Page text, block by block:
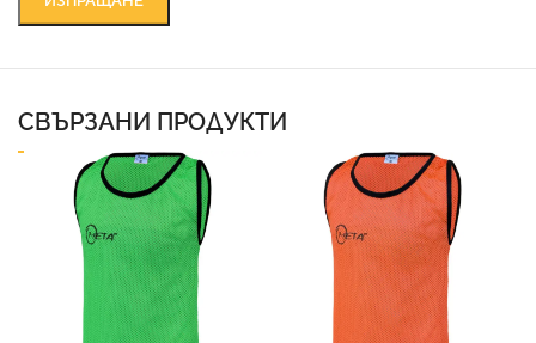
СВЪРЗАНИ ПРОДУКТИ